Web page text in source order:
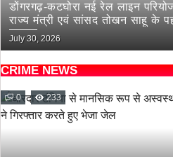
डोंगरगढ़-कटघोरा नई रेल लाइन
राज्य मंत्री एवं सांसद तोखन साहू के
July 30, 2026
CRIME NEWS
0 233